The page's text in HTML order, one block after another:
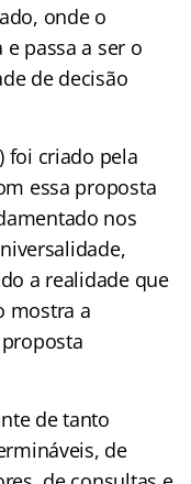
onde o
passa a ser o
de decisão
foi criado pela
essa proposta
nos
a realidade que
mostra a
de tanto
de